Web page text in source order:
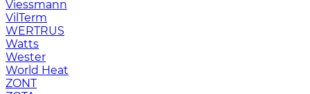
Viessmann
VilTerm
WERTRUS
Watts
Wester
World Heat
ZONT